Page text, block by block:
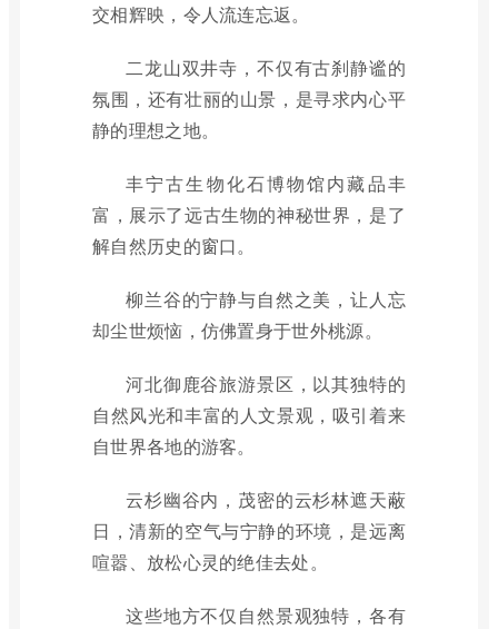
交相辉映，令人流连忘返。
二龙山双井寺，不仅有古刹静谧的
氛围，还有壮丽的山景，是寻求内心平
静的理想之地。
丰宁古生物化石博物馆内藏品丰
富，展示了远古生物的神秘世界，是了
解自然历史的窗口。
柳兰谷的宁静与自然之美，让人忘
却尘世烦恼，仿佛置身于世外桃源。
河北御鹿谷旅游景区，以其独特的
自然风光和丰富的人文景观，吸引着来
自世界各地的游客。
云杉幽谷内，茂密的云杉林遮天蔽
日，清新的空气与宁静的环境，是远离
喧嚣、放松心灵的绝佳去处。
这些地方不仅自然景观独特，各有